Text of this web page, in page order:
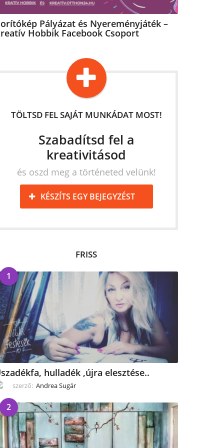
Pályázat és Nyereményjáték –
Hobbik Facebook Csoport
TÖLTSD FEL SAJÁT MUNKÁDAT MOST!
Szabadítsd fel a
kreativitásod
és oszd meg a történeted velünk!
KÉSZÍTS EGY BEJEGYZÉST
FRISS
1
hulladék ,újra elesztése..
szerző: Andrea Sugár
2